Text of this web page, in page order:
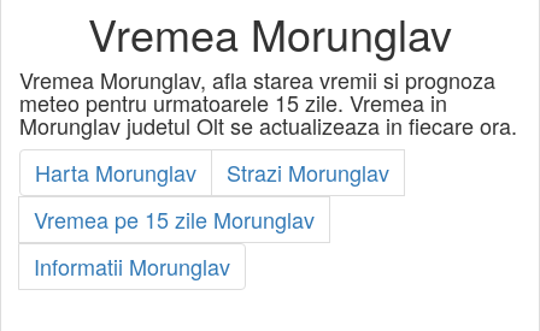
Vremea Morunglav
Vremea Morunglav, afla starea vremii si prognoza
meteo pentru urmatoarele 15 zile. Vremea in
Morunglav judetul Olt se actualizeaza in fiecare ora.
Harta Morunglav
Strazi Morunglav
Vremea pe 15 zile Morunglav
Informatii Morunglav